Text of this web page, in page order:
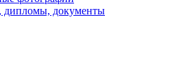
дипломы, документы